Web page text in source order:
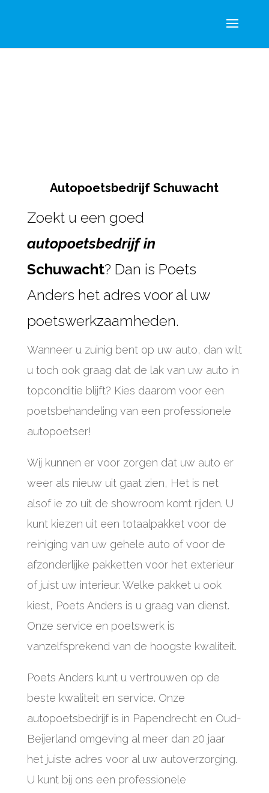
Autopoetsbedrijf Schuwacht
Zoekt u een goed
autopoetsbedrijf in
Schuwacht? Dan is Poets
Anders het adres voor al uw
poetswerkzaamheden.
Wanneer u zuinig bent op uw auto, dan wilt
u toch ook graag dat de lak van uw auto in
topconditie blijft? Kies daarom voor een
poetsbehandeling van een professionele
autopoetser!
Wij kunnen er voor zorgen dat uw auto er
weer als nieuw uit gaat zien, Het is net
alsof ie zo uit de showroom komt rijden. U
kunt kiezen uit een totaalpakket voor de
reiniging van uw gehele auto of voor de
afzonderlijke pakketten voor het exterieur
of juist uw interieur. Welke pakket u ook
kiest, Poets Anders is u graag van dienst.
Onze service en poetswerk is
vanzelfsprekend van de hoogste kwaliteit.
Poets Anders kunt u vertrouwen op de
beste kwaliteit en service. Onze
autopoetsbedrijf is in Papendrecht en Oud-
Beijerland omgeving al meer dan 20 jaar
het juiste adres voor al uw autoverzorging.
U kunt bij ons een professionele